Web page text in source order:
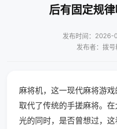
后有固定规
发布时间：2026-
发布者：拨
麻将机，这一现代麻将游
取代了传统的手搓麻将。
光的同时，是否曾想过，